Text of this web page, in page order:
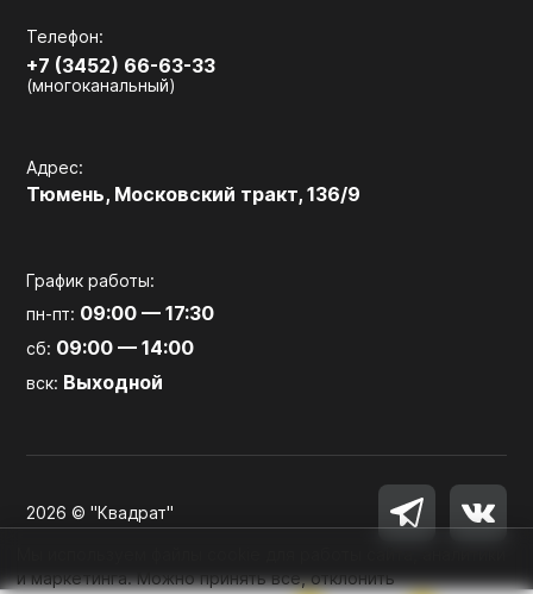
Телефон:
+7 (3452) 66-63-33
(многоканальный)
Адрес:
Тюмень, Московский тракт, 136/9
График работы:
пн-пт: 09:00 — 17:30
сб: 09:00 — 14:00
вск: Выходной
2026 © "Квадрат"
и маркетинга. Можно принять все, отклонить